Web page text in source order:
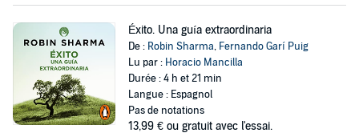
Éxito. Una guía extraordinaria
De : Robin Sharma, Fernando Garí Puig
Lu par : Horacio Mancilla
Durée : 4 h et 21 min
Langue : Espagnol
Pas de notations
13,99 € ou gratuit avec l'essai.